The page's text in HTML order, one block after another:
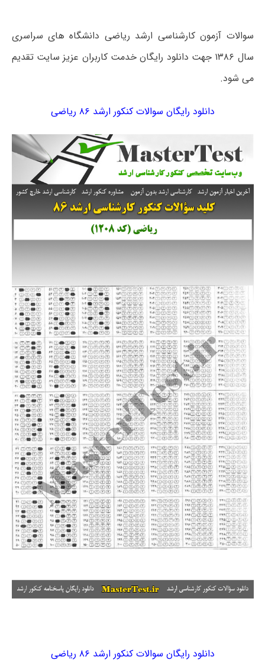
سوالات آزمون کارشناسی ارشد ریاضی دانشگاه های سراسری
سال ۱۳۸۶ جهت دانلود رایگان خدمت کاربران عزیز سایت تقدیم
می شود.
دانلود رایگان سوالات کنکور ارشد ۸۶ ریاضی
دانلود رایگان سوالات کنکور ارشد ۸۶ ریاضی